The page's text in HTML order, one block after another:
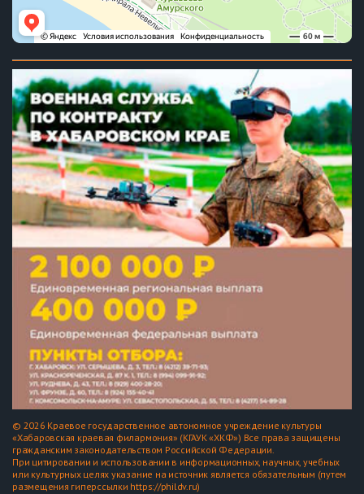
© 2026 Краевое государственное автономное учреждение культуры
«Хабаровская краевая филармония» (КГАУК «ХКФ») Все права защищены
гражданским законодательством Российской Федерации.
При цитировании и использовании в информационных, научных, учебных
или культурных целях указание на источник является обязательным (путем
размещения гиперссылки https://phildv.ru)